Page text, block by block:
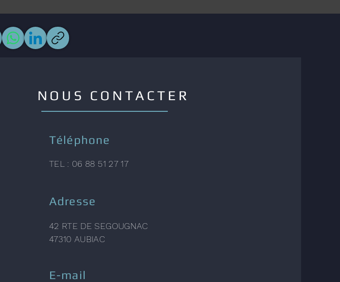
NOUS CONTACTER
Téléphone
TEL : 06 88 51 27 17
Adresse
42 RTE DE SEGOUGNAC
47310 AUBIAC
E-mail